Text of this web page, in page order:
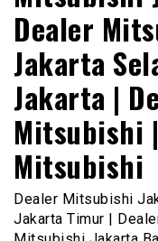
Dealer
Jakarta
Jakarta |
Mitsubishi
Mitsubishi
Dealer Mitsubishi
Jakarta Timur |